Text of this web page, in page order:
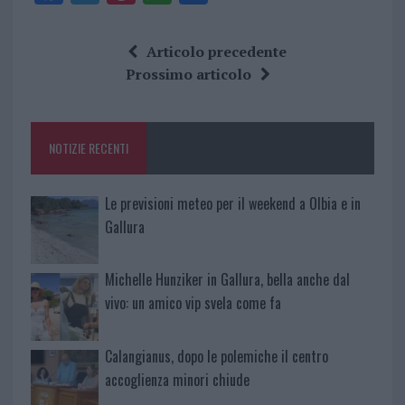
o
k
te
re
at
s
p
a
re
Articolo precedente
Prossimo articolo
NOTIZIE RECENTI
Le previsioni meteo per il weekend a Olbia e in
Gallura
Michelle Hunziker in Gallura, bella anche dal
vivo: un amico vip svela come fa
Calangianus, dopo le polemiche il centro
accoglienza minori chiude